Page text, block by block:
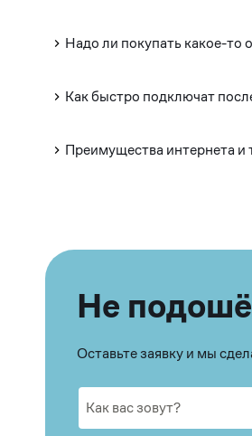
Надо ли покупать какое-то
Как быстро подключат
Преимущества интернета
Не
Оставьте заявку и мы